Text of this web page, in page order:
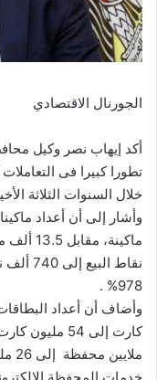
الجورنال الاقتصادي
أكد إيهاب نصر وكيل
تطورا كبيرا فى
خلال السنوات الثلاثة
978% .